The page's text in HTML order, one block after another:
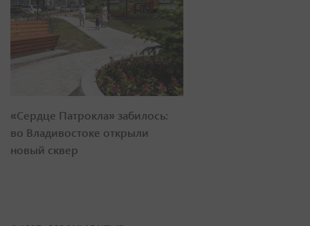
«Сердце Патрокла» забилось:
во Владивостоке открыли
новый сквер